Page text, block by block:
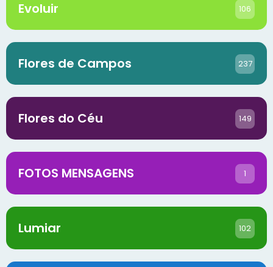
Evoluir 106
Flores de Campos 237
Flores do Céu 149
FOTOS MENSAGENS 1
Lumiar 102